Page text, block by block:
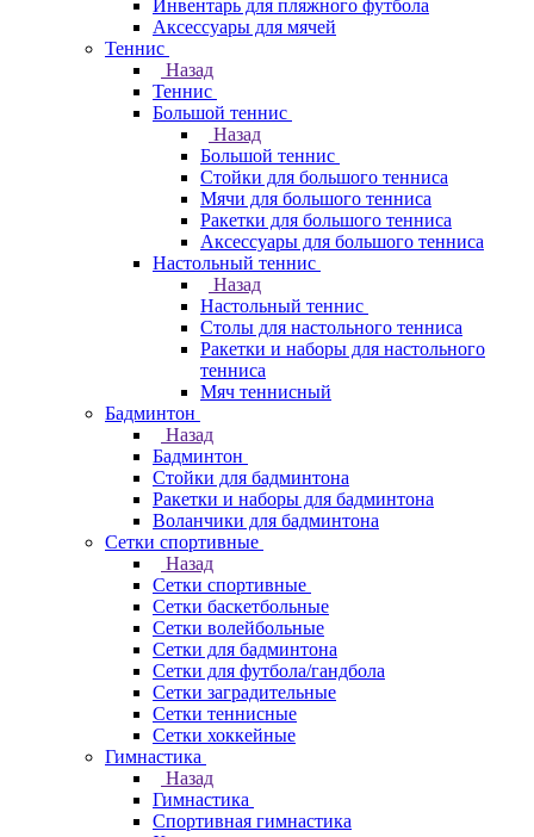
Инвентарь для пляжного футбола
Аксессуары для мячей
Теннис
Назад
Теннис
Большой теннис
Назад
Большой теннис
Стойки для большого тенниса
Мячи для большого тенниса
Ракетки для большого тенниса
Аксессуары для большого тенниса
Настольный теннис
Назад
Настольный теннис
Столы для настольного тенниса
Ракетки и наборы для настольного
тенниса
Мяч теннисный
Бадминтон
Назад
Бадминтон
Стойки для бадминтона
Ракетки и наборы для бадминтона
Воланчики для бадминтона
Сетки спортивные
Назад
Сетки спортивные
Сетки баскетбольные
Сетки волейбольные
Сетки для бадминтона
Сетки для футбола/гандбола
Сетки заградительные
Сетки теннисные
Сетки хоккейные
Гимнастика
Назад
Гимнастика
Спортивная гимнастика